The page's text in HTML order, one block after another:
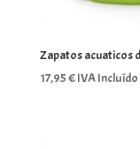
Zapatos acuaticos
17,95€IVA Incluído